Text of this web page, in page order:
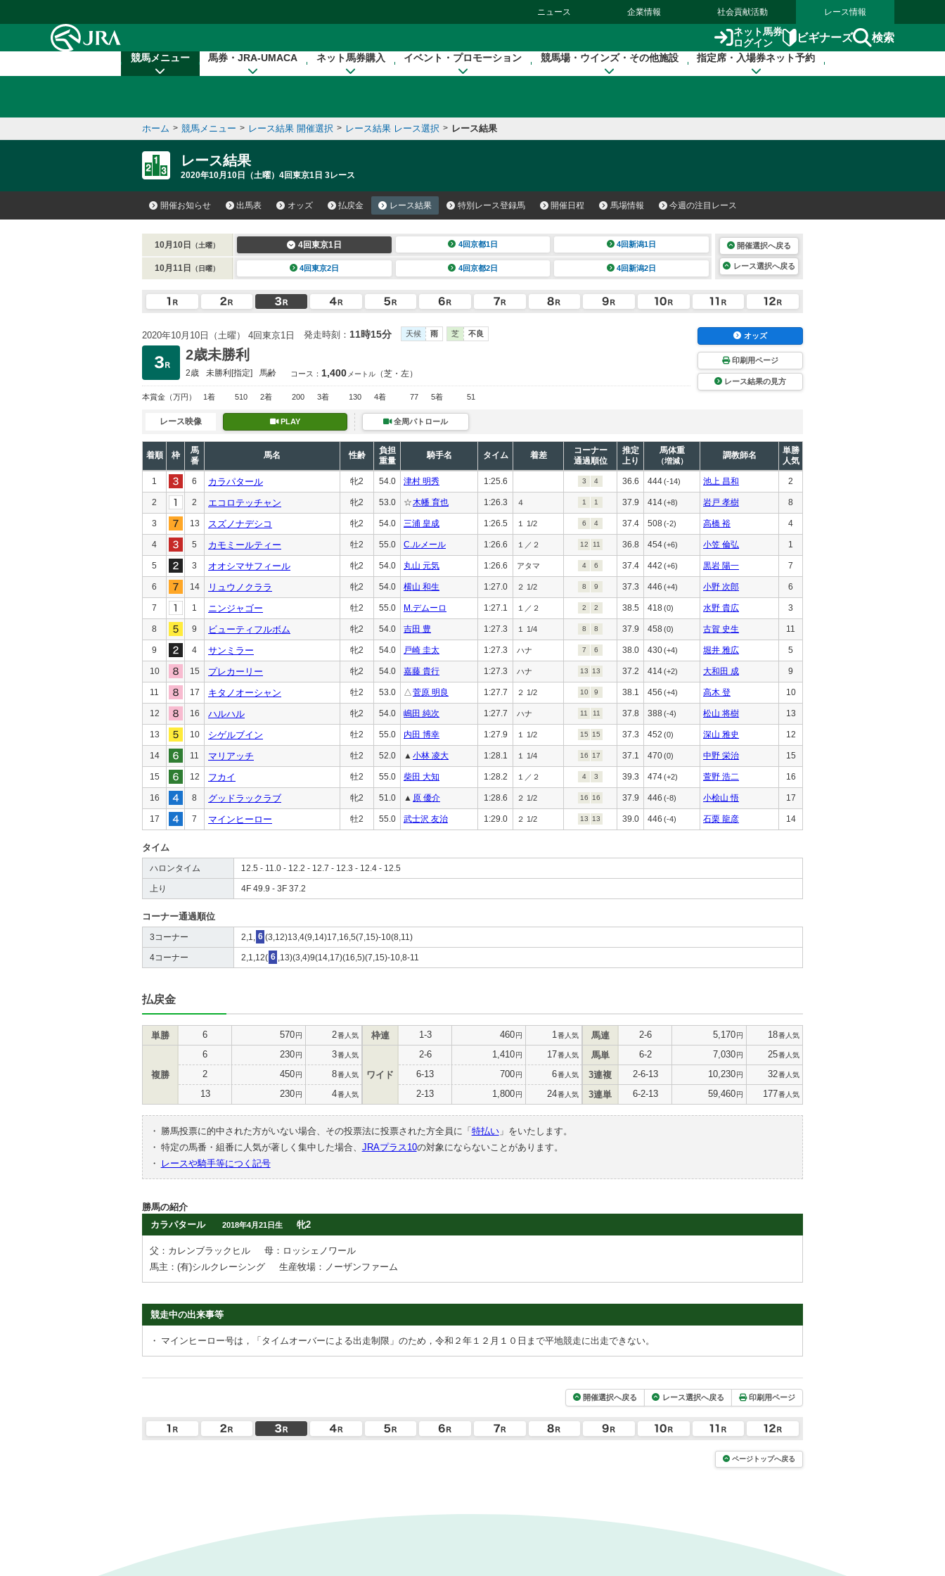
ニュース 企業情報 社会貢献活動 レース情報
ネット馬券
ログイン
ビギナーズ 検索
競馬メニュー 馬券・JRA-UMACA ネット馬券購入 イベント・プロモーション 競馬場・ウインズ・その他施設 指定席・入場券ネット予約
ホーム > 競馬メニュー > レース結果 開催選択 > レース結果 レース選択 > レース結果
レース結果
2020年10月10日（土曜）4回東京1日 3レース
開催お知らせ 出馬表 オッズ 払戻金 レース結果 特別レース登録馬 開催日程 馬場情報 今週の注目レース
10月10日 （土曜） 4回東京1日 4回京都1日 4回新潟1日
10月11日 （日曜） 4回東京2日 4回京都2日 4回新潟2日
開催選択へ戻る
レース選択へ戻る
2020年10月10日（土曜） 4回東京1日 発走時刻： 11時15分 天候 雨 芝 不良
2歳未勝利
2歳 未勝利[指定] 馬齢 コース： 1,400 メートル （芝・左）
本賞金 （万円） 1着 510 2着 200 3着 130 4着 77 5着 51
オッズ
印刷用ページ
レース結果の見方
レース映像 PLAY 全周パトロール
着順 枠
馬
番
馬名 性齢
負担
重量
騎手名 タイム 着差
コーナー
通過順位
推定
上り
馬体重
（増減）
調教師名
単勝
人気
1 6 カラパタール 牝2 54.0 津村 明秀 1:25.6 3 4 36.6 444(-14) 池上 昌和 2
2 2 エコロテッチャン 牝2 53.0 ☆木幡 育也 1:26.3 ４ 1 1 37.9 414(+8) 岩戸 孝樹 8
3 13 スズノナデシコ 牝2 54.0 三浦 皇成 1:26.5 １ 1/2 6 4 37.4 508(-2) 高橋 裕 4
4 5 カモミールティー 牡2 55.0 C.ルメール 1:26.6 １／２ 12 11 36.8 454(+6) 小笠 倫弘 1
5 3 オオシマサフィール 牝2 54.0 丸山 元気 1:26.6 アタマ 4 6 37.4 442 (+6) 黒岩 陽一 7
6 14 リュウノクララ 牝2 54.0 横山 和生 1:27.0 ２ 1/2 8 9 37.3 446 (+4) 小野 次郎 6
7 1 ニンジャゴー 牡2 55.0 M.デムーロ 1:27.1 １／２ 2 2 38.5 418(0) 水野 貴広 3
8 9 ビューティフルボム 牝2 54.0 吉田 豊 1:27.3 １ 1/4 8 8 37.9 458 (0) 古賀 史生 11
9 4 サンミラー 牝2 54.0 戸崎 圭太 1:27.3 ハナ 7 6 38.0 430(+4) 堀井 雅広 5
10 15 プレカーリー 牝2 54.0 嘉藤 貴行 1:27.3 ハナ 13 13 37.2 414(+2) 大和田 成 9
11 17 キタノオーシャン 牡2 53.0 △菅原 明良 1:27.7 ２ 1/2 10 9 38.1 456 (+4) 高木 登 10
12 16 ハルハル 牝2 54.0 嶋田 純次 1:27.7 ハナ 11 11 37.8 388 (-4) 松山 将樹 13
13 10 シゲルブイン 牡2 55.0 内田 博幸 1:27.9 １ 1/2 15 15 37.3 452 (0) 深山 雅史 12
14 11 マリアッチ 牡2 52.0 ▲ 小林 凌大 1:28.1 １ 1/4 16 17 37.1 470(0) 中野 栄治 15
15 12 フカイ 牡2 55.0 柴田 大知 1:28.2 １／２ 4 3 39.3 474(+2) 萱野 浩二 16
16 8 グッドラックラブ 牝2 51.0 ▲ 原 優介 1:28.6 ２ 1/2 16 16 37.9 446 (-8) 小桧山 悟 17
17 7 マインヒーロー 牡2 55.0 武士沢 友治 1:29.0 ２ 1/2 13 13 39.0 446 (-4) 石栗 龍彦 14
タイム
ハロンタイム 12.5 - 11.0 - 12.2 - 12.7 - 12.3 - 12.4 - 12.5
上り 4F 49.9 - 3F 37.2
コーナー通過順位
3コーナー 2,1, 6 (3,12)13,4(9,14)17,16,5(7,15)-10(8,11)
4コーナー 2,1,12( 6 ,13)(3,4)9(14,17)(16,5)(7,15)-10,8-11
払戻金
単勝 6 570円 2番人気
複勝
6 230円 3番人気
2 450円 8番人気
13 230円 4番人気
枠連 1-3 460円 1 番人気
ワイド
2-6 1,410円 17番人気
6-13 700円 6番人気
2-13 1,800円 24番人気
馬連 2-6 5,170円 18番人気
馬単 6-2 7,030円 25番人気
3連複 2-6-13 10,230円 32番人気
3連単 6-2-13 59,460円 177番人気
・ 勝馬投票に的中された方がいない場合、その投票法に投票された方全員に「 特払い」をいたします。
・ 特定の馬番・組番に人気が著しく集中した場合、 JRAプラス10の対象にならないことがあります。
・
レースや騎手等につく記号
勝馬の紹介
カラパタール
2018年4月21日生 牝2
父：カレンブラックヒル
母：ロッシェノワール
馬主：(有)シルクレーシング
生産牧場：ノーザンファーム
競走中の出来事等
・ マインヒーロー号は，「タイムオーバーによる出走制限」のため，令和２年１２月１０日まで平地競走に出走できない。
開催選択へ戻る レース選択へ戻る 印刷用ページ
ページトップへ戻る